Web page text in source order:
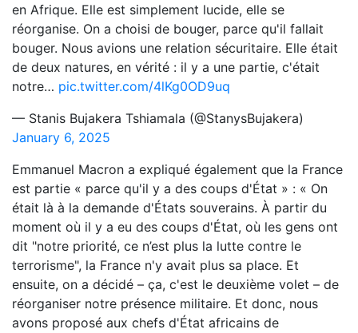
en Afrique. Elle est simplement lucide, elle se
réorganise. On a choisi de bouger, parce qu'il fallait
bouger. Nous avions une relation sécuritaire. Elle était
de deux natures, en vérité : il y a une partie, c'était
notre… pic.twitter.com/4lKg0OD9uq
— Stanis Bujakera Tshiamala (@StanysBujakera)
January 6, 2025
Emmanuel Macron a expliqué également que la France
est partie « parce qu'il y a des coups d'État » : « On
était là à la demande d'États souverains. À partir du
moment où il y a eu des coups d'État, où les gens ont
dit "notre priorité, ce n’est plus la lutte contre le
terrorisme", la France n'y avait plus sa place. Et
ensuite, on a décidé – ça, c'est le deuxième volet – de
réorganiser notre présence militaire. Et donc, nous
avons proposé aux chefs d'État africains de